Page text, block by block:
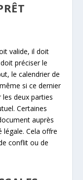
valide, il doit
préciser le
le calendrier de
si ce dernier
deux parties
Certaines
auprès
légale. Cela offre
conflit ou de